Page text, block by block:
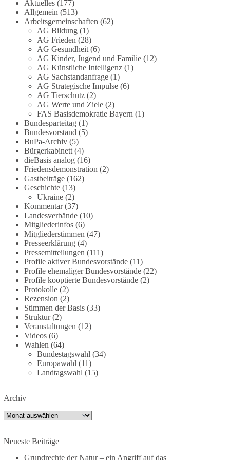
Im Politischen Frühschoppen diskutieren die
Teilnehmer das Verhältnis von Mensch, Natur und
Grundgesetz.
Beitrag der AG Strategische Impulse
Kann die Natur Träger eigener Grundrechte sein?
Oder würde eine solche Entwicklung das
Fundament unseres Grundgesetzes sprengen? Mit
dieser grundsätzlichen Frage beschäftigte sich die
Teilnehmer des Politischen Frühschoppens der
AG Strategische Impulse am 19. Juli 2026.
Referent Frank Bothmann stellte die These auf,
dass die derzeit in Teilen der Umweltbewegung
diskutierten „Grundrechte der Natur“ weit über
klassischen Naturschutz hinausreichen und
grundlegende Fragen zum Menschenbild, zum
Rechtsstaat und zur Demokratie aufwerfen. [...]
👉 Hier weiterlesen:https://diebasis-
partei.de/2026/07/grundrechte-der-natur-ein-
angriff-auf-das-grundgesetz/
🟩🟩🟦🟦🟥🟥🟧🟧
Es ging weniger um fertige Antworten als um eine
Debatte darüber, wie Freiheit, Verantwortung,
Naturschutz und Grundrechte in einer
demokratischen Gesellschaft künftig miteinander
in Einklang gebracht werden können.
#dieBasis #natur #grundrechte
#demokratie
1 Tag zuvor
Aktuelles(177)
Allgemein (513)
Arbeitsgemeinschaften (62)
AG Bildung(1)
AG Frieden (28)
AG Gesundheit(6)
AG Kinder, Jugend und Familie(12)
AG Künstliche Intelligenz(1)
AG Sachstandanfrage(1)
AG Strategische Impulse(6)
AG Tierschutz(2)
AG Werte und Ziele(2)
FAS Basisdemokratie Bayern (1)
Bundesparteitag(1)
Bundesvorstand (5)
BuPa-Archiv(5)
Bürgerkabinett(4)
dieBasis analog(16)
Friedensdemonstration (2)
Gastbeiträge(162)
Geschichte(13)
Ukraine(2)
Kommentar(37)
Landesverbände(10)
Mitgliederinfos(6)
Mitgliederstimmen (47)
Presseerklärung(4)
Pressemitteilungen (111)
Profile aktiver Bundesvorstände(11)
Profile ehemaliger Bundesvorstände(22)
Profile kooptierte Bundesvorstände(2)
Protokolle(2)
Rezension (2)
Stimmen der Basis(33)
Struktur(2)
Veranstaltungen (12)
Videos(6)
Wahlen (64)
Bundestagswahl (34)
Europawahl (11)
Landtagswahl (15)
Archiv
Archiv
Neueste Beiträge
Grundrechte der Natur – ein Angriff auf das